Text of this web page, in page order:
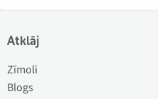
Atklāj
Zīmoli
Blogs